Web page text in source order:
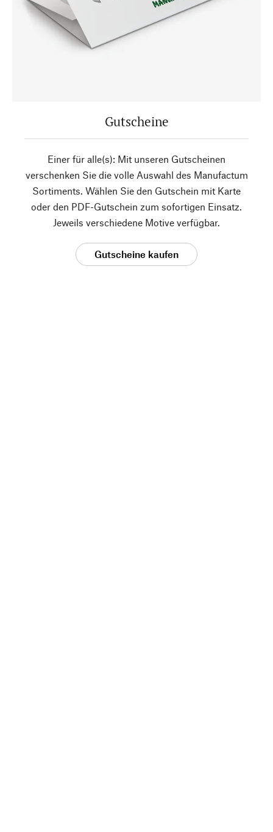
Gutscheine
Einer für alle(s): Mit unseren Gutscheinen
verschenken Sie die volle Auswahl des Manufactum
Sortiments. Wählen Sie den Gutschein mit Karte
oder den PDF-Gutschein zum sofortigen Einsatz.
Jeweils verschiedene Motive verfügbar.
Gutscheine kaufen